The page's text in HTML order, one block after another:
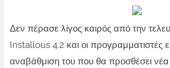
Δεν πέρασε λίγος καιρός από την
Installous 4.2 και οι προγραμματιστές
αναβάθμιση του που θα προσθέσει